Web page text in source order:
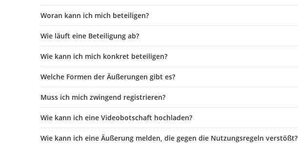
Woran kann ich mich beteiligen?
Wie läuft eine Beteiligung ab?
Wie kann ich mich konkret beteiligen?
Welche Formen der Äußerungen gibt es?
Muss ich mich zwingend registrieren?
Wie kann ich eine Videobotschaft hochladen?
Wie kann ich eine Äußerung melden, die gegen die Nutzungsregeln verstößt?